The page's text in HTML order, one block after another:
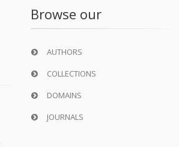
Browse our
AUTHORS
COLLECTIONS
DOMAINS
JOURNALS